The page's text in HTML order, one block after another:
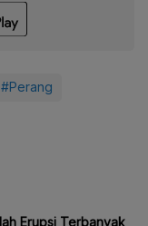
#Perang